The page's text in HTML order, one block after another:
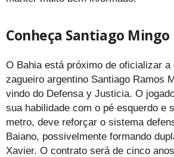
Conheça Santiago Mingo
O Bahia está próximo de oficializar a
zagueiro argentino Santiago Ramos
vindo do Defensa y Justicia. O
sua habilidade com o pé esquerdo e
metro, deve reforçar o sistema
Baiano, possivelmente formando
Xavier. O contrato será de cinco